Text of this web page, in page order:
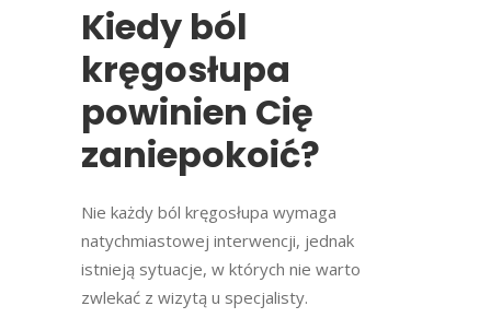
Kiedy ból
kręgosłupa
powinien Cię
zaniepokoić?
Nie każdy ból kręgosłupa wymaga
natychmiastowej interwencji, jednak
istnieją sytuacje, w których nie warto
zwlekać z wizytą u specjalisty.